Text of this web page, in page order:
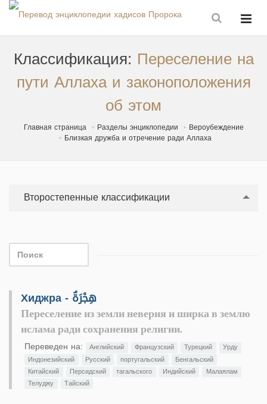
Классификация: Переселение на
пути Аллаха и законоположения
об этом
Главная страница Разделы энциклопедии
Вероубеждение
Близкая дружба и отречение ради Аллаха
Второстепенные классификации
Хиджра - هِجْرَةٌ
Переселение из земли неверия и ширка в землю
ислама ради сохранения религии.
Переведен на: Английский Французский Турецкий
Урду
Индонезийский
Русский португальский
Бенгальский
Китайский
Персидский тагальского Индийский
Малаялам
Телуджу
Тайский